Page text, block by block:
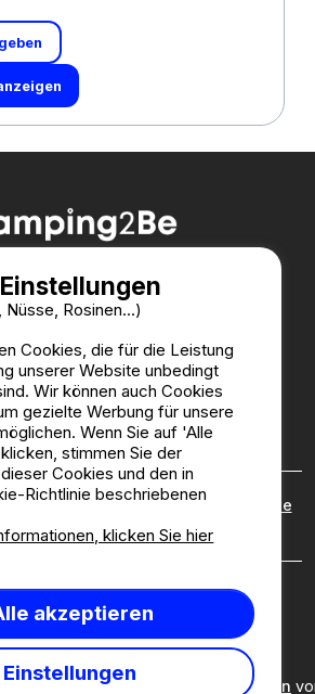
Hinweise|Cookies
Richtlinie
kundenbewertungen
©2026 Camping2Be, alle Rechte
und Bilder sind Eigentum ihrer
jeweiligen Besitzer.
reCAPTCHA geschützt; es gelten
undNutzungsbedingungen
Rosinen...)
Cookies, die für die Leistung
unserer Website unbedingt
Wir können auch Cookies
gezielte Werbung für unsere
Wenn Sie auf 'Alle
stimmen Sie der
Cookies und den in
Richtlinie beschriebenen
klicken Sie hier
akzeptieren
Einstellungen